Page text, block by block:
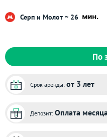
Серп и Молот ~ 26
По
Срок аренды: от 3 лет
Депозит: Оплата